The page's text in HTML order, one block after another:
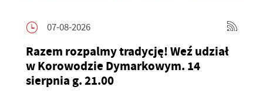
07-08-2026
Razem rozpalmy tradycję! Weź udział
w Korowodzie Dymarkowym. 14
sierpnia g. 21.00